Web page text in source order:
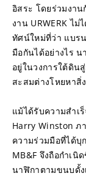
อิสระ โดยร่วมงา
งาน URWERK ไ
ทัศน์ใหม่ที่ว่า แบร
มือกันได้อย่างไร
อยู่ในวงการใต้ดิน
สะสมต่างโหยหาสิ่
แม้ได้รับความสำเ
Harry Winston ภ
ความร่วมมือที่ได้บุ
MB&F จึงถือกำเ
นาฬิกาตามขนบดั้ง